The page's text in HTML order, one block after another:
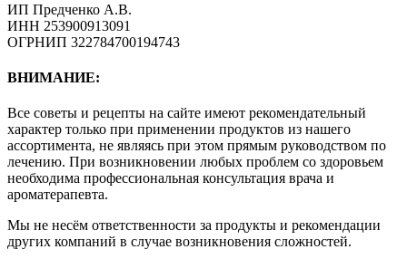
ИП Предченко А.В.
ИНН 253900913091
ОГРНИП 322784700194743
ВНИМАНИЕ:
Все советы и рецепты на сайте имеют рекомендательный
характер только при применении продуктов из нашего
ассортимента, не являясь при этом прямым руководством по
лечению. При возникновении любых проблем со здоровьем
необходима профессиональная консультация врача и
ароматерапевта.
Мы не несём ответственности за продукты и рекомендации
других компаний в случае возникновения сложностей.